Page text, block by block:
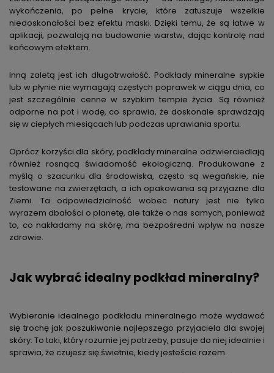
wykończenia, po pełne krycie, które zatuszuje wszelkie
niedoskonałości bez efektu maski. Dzięki temu, że są łatwe w
aplikacji, pozwalają na budowanie warstw, dając kontrolę nad
końcowym efektem.
Inną zaletą jest ich długotrwałość. Podkłady mineralne sypkie
lub w płynie nie wymagają częstych poprawek w ciągu dnia, co
jest szczególnie cenne w szybkim tempie życia. Są również
odporne na pot i wodę, co sprawia, że doskonale sprawdzają
się w ciepłych miesiącach lub podczas uprawiania sportu.
Oprócz korzyści dla skóry, podkłady mineralne odzwierciedlają
również rosnącą świadomość ekologiczną. Produkowane z
myślą o szacunku dla środowiska, często są wegańskie, nie
testowane na zwierzętach, a ich opakowania są przyjazne dla
Ziemi. Ta odpowiedzialność wobec natury jest nie tylko
wyrazem dbałości o planetę, ale także o nas samych, ponieważ
to, co nakładamy na skórę, ma bezpośredni wpływ na nasze
zdrowie.
Jak wybrać idealny podkład mineralny?
Wybieranie idealnego podkładu mineralnego może wydawać
się trochę jak poszukiwanie najlepszego przyjaciela dla swojej
skóry. To taki, który rozumie jej potrzeby, pasuje do niej idealnie i
sprawia, że czujesz się świetnie, kiedy jesteście razem.